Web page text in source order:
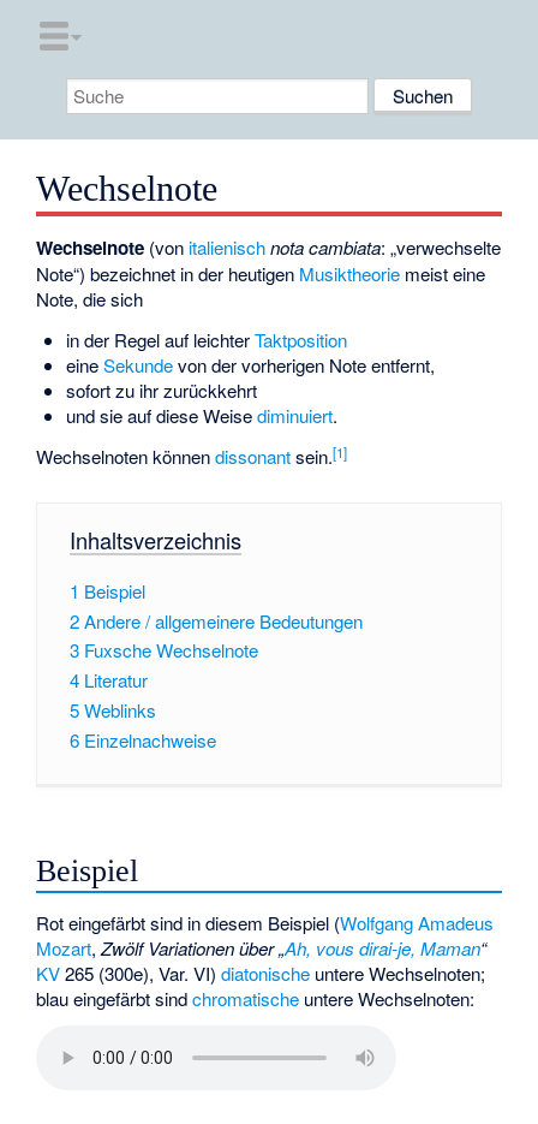
Wechselnote
Wechselnote (von italienisch nota cambiata: „verwechselte
Note“) bezeichnet in der heutigen Musiktheorie meist eine
Note, die sich
in der Regel auf leichterTaktposition
eineSekundevon der vorherigen Note entfernt,
sofort zu ihr zurückkehrt
und sie auf diese Weisediminuiert.
Wechselnoten könnendissonantsein.[1]
Inhaltsverzeichnis
1 Beispiel
2Andere / allgemeinere Bedeutungen
3 Fuxsche Wechselnote
4 Literatur
5Weblinks
6 Einzelnachweise
Beispiel
Rot eingefärbt sind in diesem Beispiel (Wolfgang Amadeus
Mozart,Zwölf Variationen über „Ah, vous dirai-je, Maman“
KV265 (300e), Var. VI)diatonische untere Wechselnoten;
blau eingefärbt sindchromatische untere Wechselnoten: